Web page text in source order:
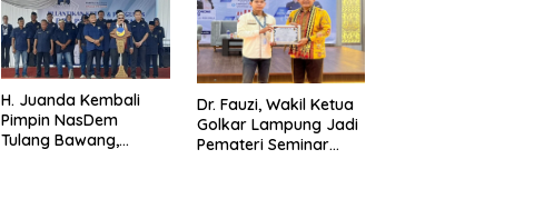
H. Juanda Kembali
Pimpin NasDem
Tulang Bawang,
Dr. Fauzi, Wakil Ketua
Golkar Lampung Jadi
Pemateri Seminar